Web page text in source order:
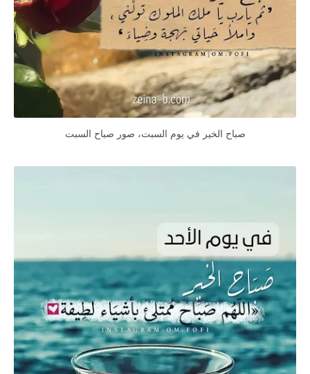
صباح الخير في يوم السبت، صور صباح السبت